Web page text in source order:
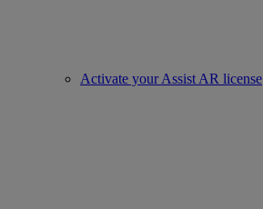
Activate your Assist AR license